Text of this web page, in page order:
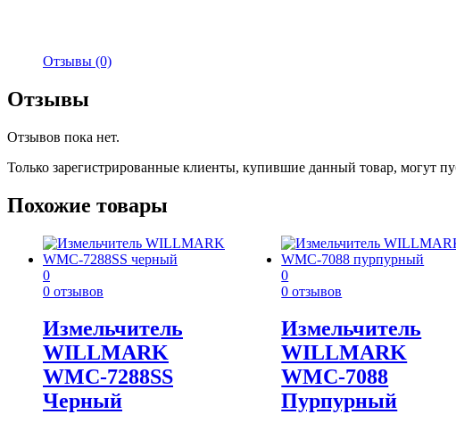
Отзывы (0)
Отзывы
Отзывов пока нет.
Только зарегистрированные клиенты, купившие данный товар, могут
Похожие товары
0
0 отзывов
Измельчитель
WILLMARK
WMC-7288SS
Черный
0
0 отзывов
Измельчитель
WILLMARK
WMC-7088
Пурпурный